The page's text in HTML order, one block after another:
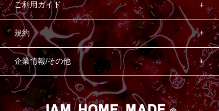
ご利用ガイド
規約
企業情報/その他